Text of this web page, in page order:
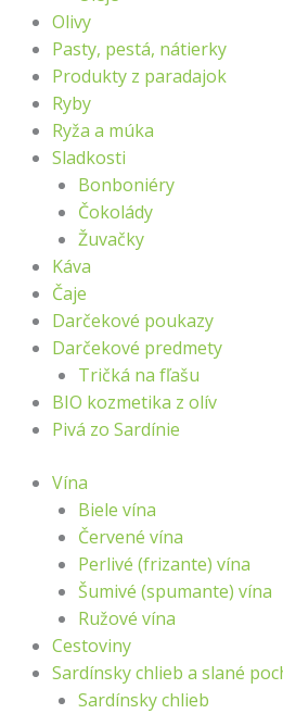
Olivy
Pasty, pestá, nátierky
Produkty z paradajok
Ryby
Ryža a múka
Sladkosti
Bonboniéry
Čokolády
Žuvačky
Káva
Čaje
Darčekové poukazy
Darčekové predmety
Tričká na fľašu
BIO kozmetika z olív
Pivá zo Sardínie
Vína
Biele vína
Červené vína
Perlivé (frizante) vína
Šumivé (spumante) vína
Ružové vína
Cestoviny
Sardínsky chlieb a slané
Sardínsky chlieb